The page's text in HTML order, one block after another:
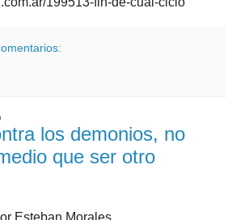
los demonios, no
que ser otro
Esteban Morales